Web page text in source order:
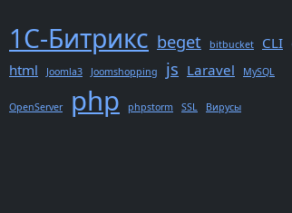
1С-Битрикс beget bitbucket CLI
html
Joomla3 Joomshopping js Laravel MySQL
OpenServer php phpstorm SSL Вирусы